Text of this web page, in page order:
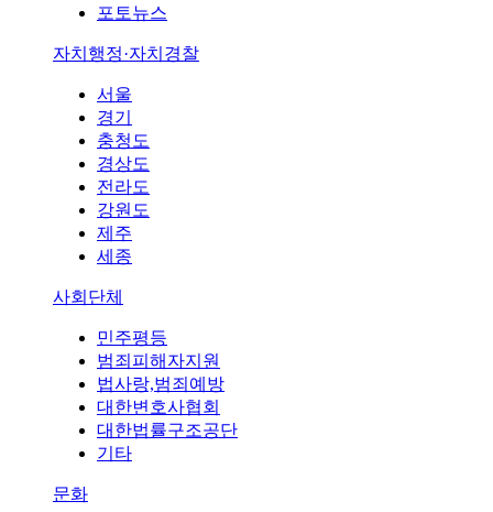
포토뉴스
자치행정·자치경찰
서울
경기
충청도
경상도
전라도
강원도
제주
세종
사회단체
민주평등
범죄피해자지원
법사랑,범죄예방
대한변호사협회
대한법률구조공단
기타
문화